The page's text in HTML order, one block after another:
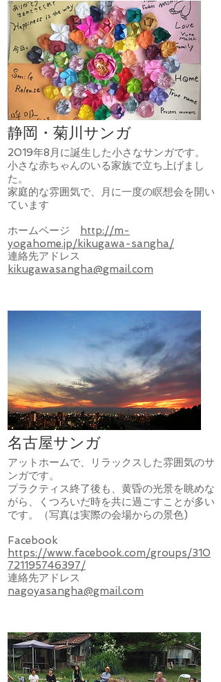
静岡・菊川サンガ
2019年8月に誕生した小さなサンガです。
小さな赤ちゃんのいる家族で立ち上げまし
た。
家庭的な雰囲気で、月に一度の瞑想会を開い
ています
ホームページ
http://m-
yogahome.jp/kikugawa-sangha/
連絡先アドレス
kikugawasangha@gmail.com
名古屋サンガ
アットホームで、リラックスした雰囲気のサ
ンガです。
プラクティス終了後も、黄昏の光景を眺めな
がら、くつろいだ時を共に過ごすことが多い
です。（写真は実際の会場からの景色)
​Facebook
https://www.facebook.com/groups/310
721195746397/
連絡先アドレス
nagoyasangha@gmail.com